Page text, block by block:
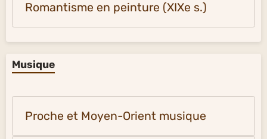
Romantisme en peinture (XIXe s.)
Musique
Proche et Moyen-Orient musique